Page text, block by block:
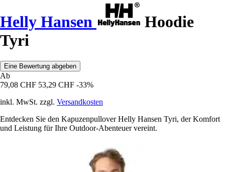
Helly Hansen
Hoodie
Tyri
Eine Bewertung abgeben
Ab
79,08 CHF 53,29 CHF -33%
inkl. MwSt. zzgl. Versandkosten
Entdecken Sie den Kapuzenpullover Helly Hansen Tyri, der Komfort
und Leistung für Ihre Outdoor-Abenteuer vereint.